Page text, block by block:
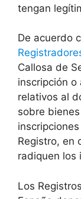
tengan
De acuerdo
Callosa de
inscripción
relativos al
sobre
Registro, en
radiquen los
Los